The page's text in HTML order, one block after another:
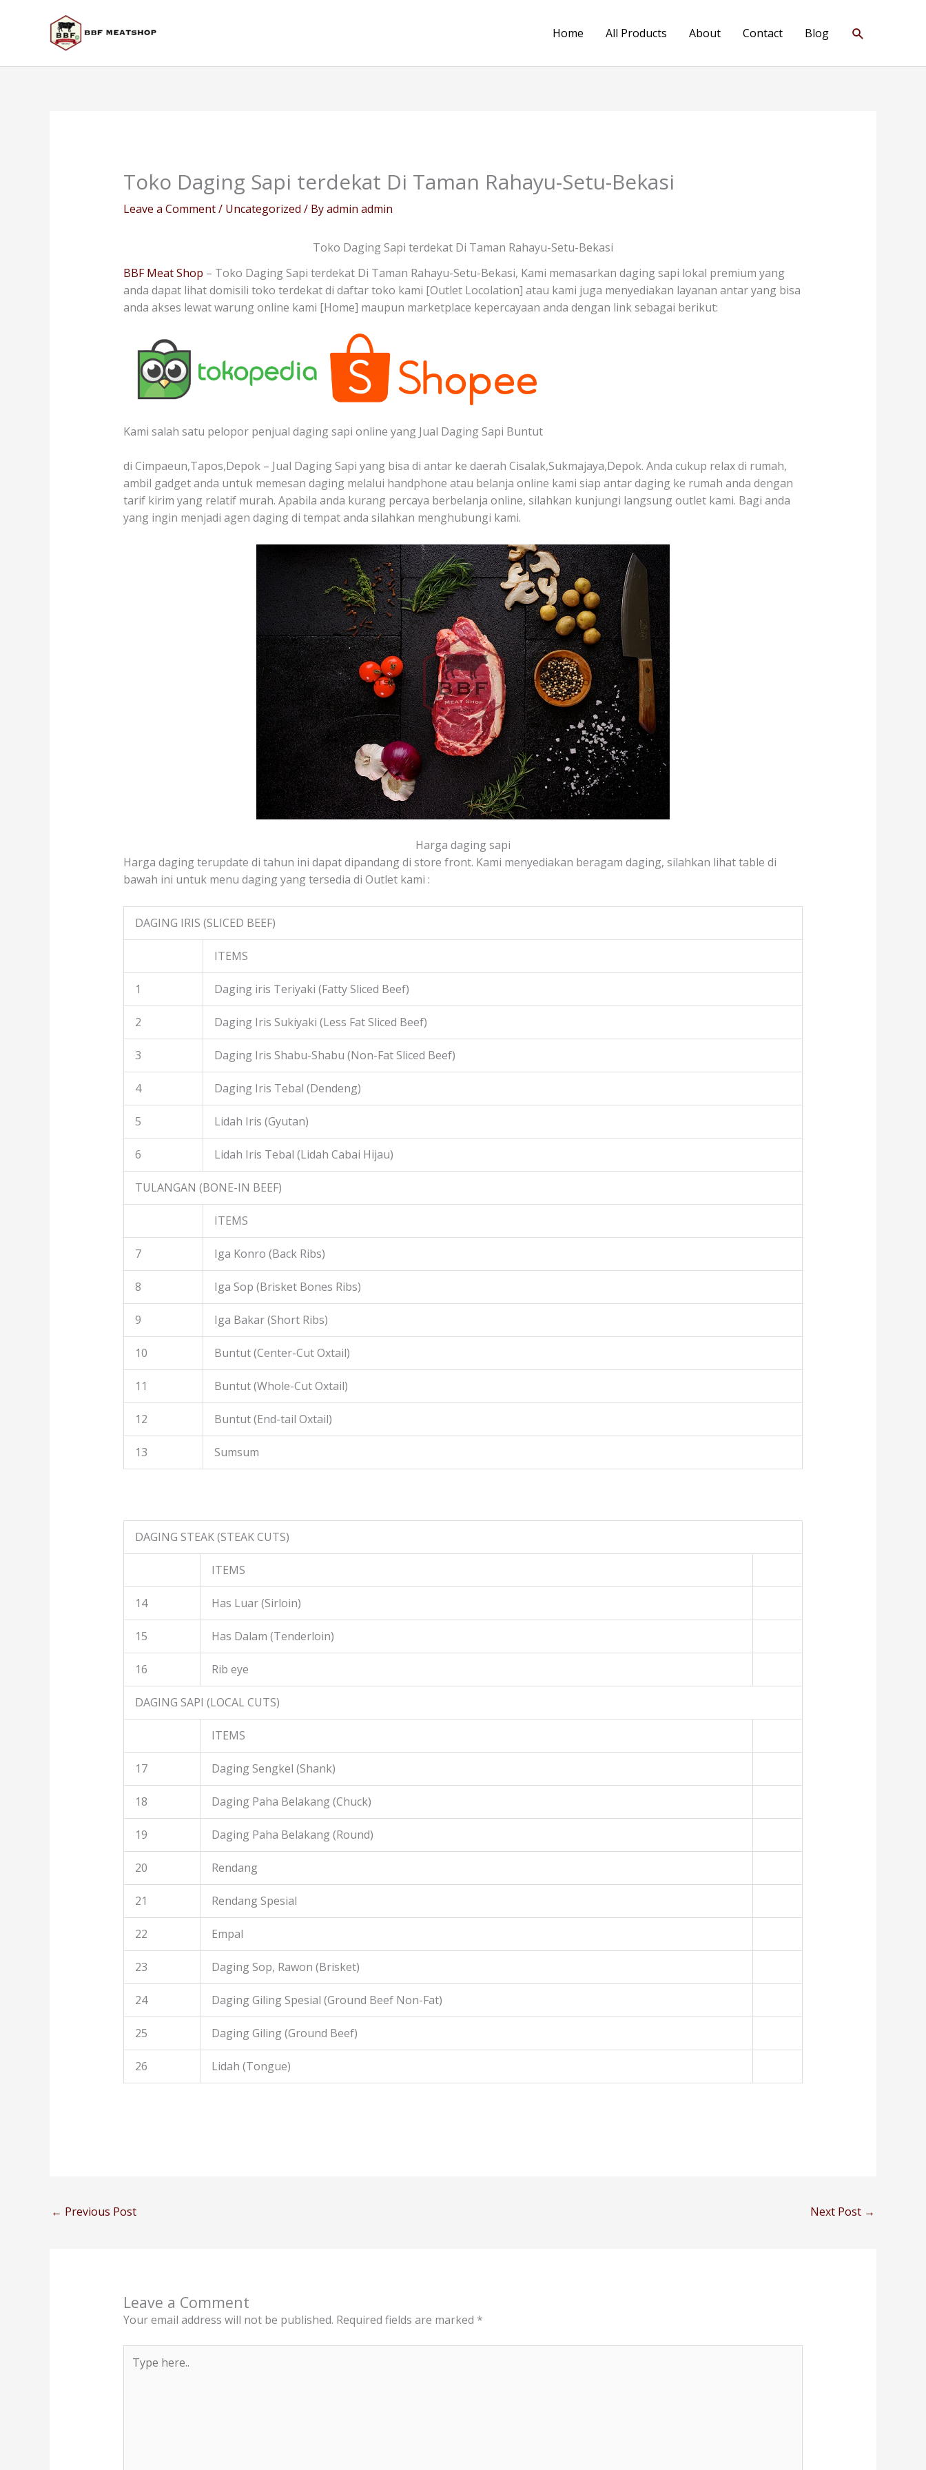
Home All Products About Contact Blog Search
Toko Daging Sapi terdekat Di Taman Rahayu-Setu-Bekasi
Leave a Comment/ Uncategorized / Byadmin admin
Toko Daging Sapi terdekat Di Taman Rahayu-Setu-Bekasi
BBF Meat Shop – Toko Daging Sapi terdekat Di Taman Rahayu-Setu-Bekasi, Kami memasarkan daging sapi lokal premium yang
anda dapat lihat domisili toko terdekat di daftar toko kami [Outlet Locolation] atau kami juga menyediakan layanan antar yang bisa
anda akses lewat warung online kami [Home] maupun marketplace kepercayaan anda dengan link sebagai berikut:
Kami salah satu pelopor penjual daging sapi online yang Jual Daging Sapi Buntut
di Cimpaeun,Tapos,Depok – Jual Daging Sapi yang bisa di antar ke daerah Cisalak,Sukmajaya,Depok. Anda cukup relax di rumah,
ambil gadget anda untuk memesan daging melalui handphone atau belanja online kami siap antar daging ke rumah anda dengan
tarif kirim yang relatif murah. Apabila anda kurang percaya berbelanja online, silahkan kunjungi langsung outlet kami. Bagi anda
yang ingin menjadi agen daging di tempat anda silahkan menghubungi kami.
Harga daging sapi
Harga daging terupdate di tahun ini dapat dipandang di store front. Kami menyediakan beragam daging, silahkan lihat table di
bawah ini untuk menu daging yang tersedia di Outlet kami :
DAGING IRIS (SLICED BEEF)
ITEMS
1 Daging iris Teriyaki (Fatty Sliced Beef)
2 Daging Iris Sukiyaki (Less Fat Sliced Beef)
3 Daging Iris Shabu-Shabu (Non-Fat Sliced Beef)
4 Daging Iris Tebal (Dendeng)
5 Lidah Iris (Gyutan)
6 Lidah Iris Tebal (Lidah Cabai Hijau)
TULANGAN (BONE-IN BEEF)
ITEMS
7 Iga Konro (Back Ribs)
8 Iga Sop (Brisket Bones Ribs)
9 Iga Bakar (Short Ribs)
10 Buntut (Center-Cut Oxtail)
11 Buntut (Whole-Cut Oxtail)
12 Buntut (End-tail Oxtail)
13 Sumsum
DAGING STEAK (STEAK CUTS)
ITEMS
14 Has Luar (Sirloin)
15 Has Dalam (Tenderloin)
16 Rib eye
DAGING SAPI (LOCAL CUTS)
ITEMS
17 Daging Sengkel (Shank)
18 Daging Paha Belakang (Chuck)
19 Daging Paha Belakang (Round)
20 Rendang
21 Rendang Spesial
22 Empal
23 Daging Sop, Rawon (Brisket)
24 Daging Giling Spesial (Ground Beef Non-Fat)
25 Daging Giling (Ground Beef)
26 Lidah (Tongue)
← Previous Post Next Post →
Leave a Comment
Your email address will not be published. Required fields are marked *
here..